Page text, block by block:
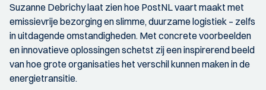
Suzanne Debrichy laat zien hoe PostNL vaart maakt met
emissievrije bezorging en slimme, duurzame logistiek – zelfs
in uitdagende omstandigheden. Met concrete voorbeelden
en innovatieve oplossingen schetst zij een inspirerend beeld
van hoe grote organisaties het verschil kunnen maken in de
energietransitie.